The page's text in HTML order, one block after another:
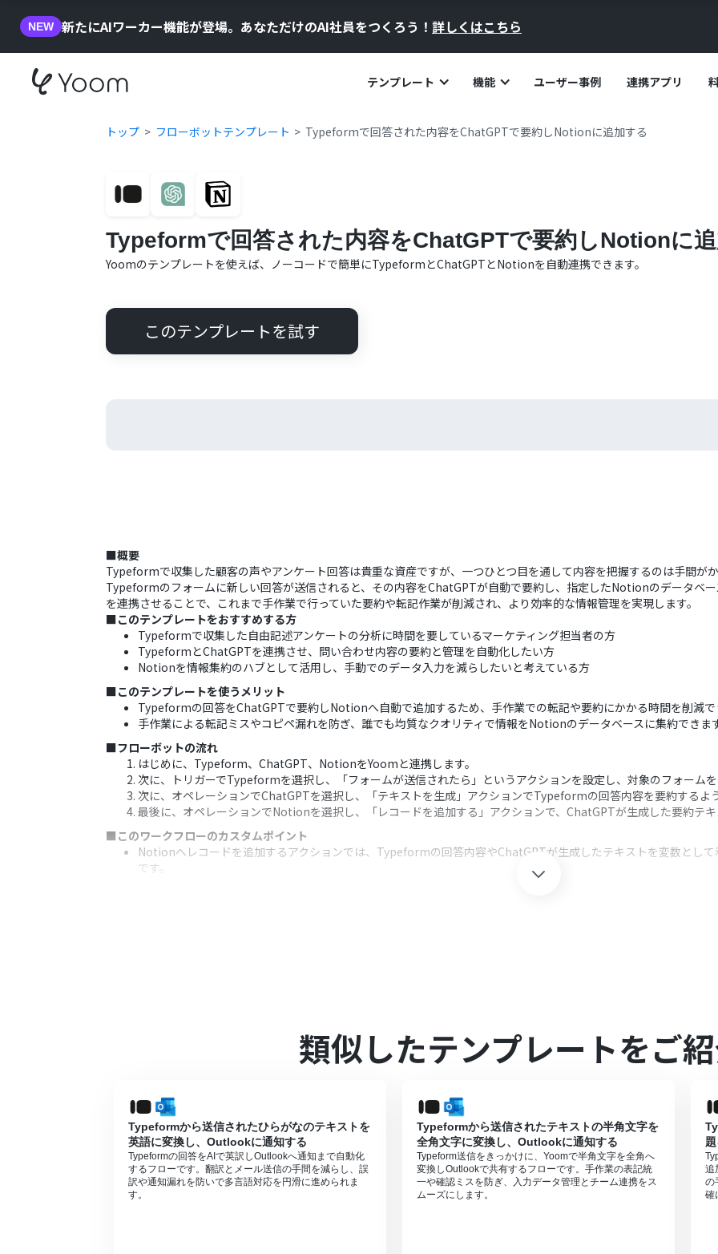
NEW 新たにAIワーカー機能が登場。あなただけのAI社員をつくろう！ 詳しくはこちら
テンプレート 機能 ユーザー事例 連携アプリ
トップ フローボットテンプレート Typeformで回答された内容をChatGPTで要約しNotionに追加する
Typeformで回答された内容をChatGPTで要約しNotionに
Yoomのテンプレートを使えば、ノーコードで簡単にTypeformとChatGPTとNotionを自動連携できます。
このテンプレートを試す
■概要
Typeformで収集した顧客の声やアンケート回答は貴重な資産ですが、一つひとつ目を通して内容を把握するのは手間が
Typeformのフォームに新しい回答が送信されると、その内容をChatGPTが自動で要約し、指定したNotionのデータベ
を連携させることで、これまで手作業で行っていた要約や転記作業が削減され、より効率的な情報管理を実現します。
■このテンプレートをおすすめする方
Typeformで収集した自由記述アンケートの分析に時間を要しているマーケティング担当者の方
TypeformとChatGPTを連携させ、問い合わせ内容の要約と管理を自動化したい方
Notionを情報集約のハブとして活用し、手動でのデータ入力を減らしたいと考えている方
■このテンプレートを使うメリット
Typeformの回答をChatGPTで要約しNotionへ自動で追加するため、手作業での転記や要約にかかる時間を削減で
手作業による転記ミスやコピペ漏れを防ぎ、誰でも均質なクオリティで情報をNotionのデータベースに集約できま
■フローボットの流れ
はじめに、Typeform、ChatGPT、NotionをYoomと連携します。
次に、トリガーでTypeformを選択し、「フォームが送信されたら」というアクションを設定し、対象のフォーム
次に、オペレーションでChatGPTを選択し、「テキストを生成」アクションでTypeformの回答内容を要約するよ
最後に、オペレーションでNotionを選択し、「レコードを追加する」アクションで、ChatGPTが生成した要約テ
■このワークフローのカスタムポイント
Notionへレコードを追加するアクションでは、Typeformの回答内容やChatGPTが生成したテキストを変数とし
です。
類似したテンプレートをご
Typeformから送信されたひらがなのテキストを
英語に変換し、Outlookに通知する
Typeformの回答をAIで英訳しOutlookへ通知まで自動化
するフローです。翻訳とメール送信の手間を減らし、誤
訳や通知漏れを防いで多言語対応を円滑に進められま
す。
Typeformから送信されたテキストの半角文字を
全角文字に変換し、Outlookに通知する
Typeform送信をきっかけに、Yoomで半角文字を全角へ
変換しOutlookで共有するフローです。手作業の表記統
一や確認ミスを防ぎ、入力データ管理とチーム連携をス
ムーズにします。
追
の
確